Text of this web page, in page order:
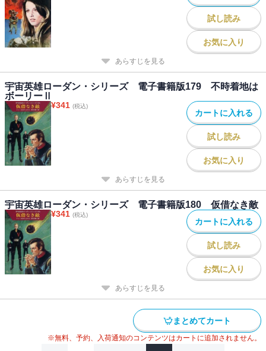
試し読み
お気に入り
あらすじを見る
宇宙英雄ローダン・シリーズ 電子書籍版179 不時着地は
ボーリーⅡ
¥341 (税込)
カートに入れる
試し読み
お気に入り
あらすじを見る
宇宙英雄ローダン・シリーズ 電子書籍版180 仮借なき敵
¥341 (税込)
カートに入れる
試し読み
お気に入り
あらすじを見る
まとめてカート
※無料、予約、入荷通知のコンテンツはカートに追加されません。